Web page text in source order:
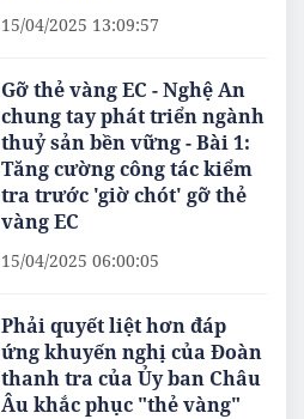
15/04/2025 13:09:57
Gỡ thẻ vàng EC - Nghệ An
chung tay phát triển ngành
thuỷ sản bền vững - Bài 1:
Tăng cường công tác kiểm
tra trước 'giờ chót' gỡ thẻ
vàng EC
15/04/2025 06:00:05
Phải quyết liệt hơn đáp
ứng khuyến nghị của Đoàn
thanh tra của Ủy ban Châu
Âu khắc phục "thẻ vàng"